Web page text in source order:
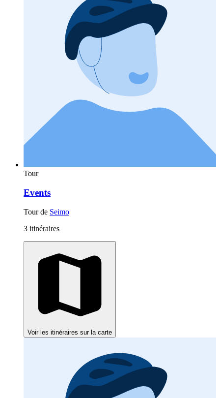
Tour
Events
Tour de Seimo
3 itinéraires
Voir les itinéraires sur la carte